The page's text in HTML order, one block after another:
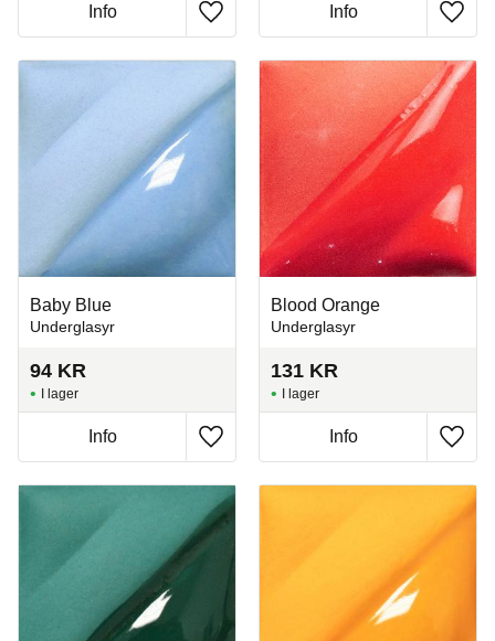
Lägg till i favoriter
Info
Lägg
Info
Baby Blue
Underglasyr
94 KR
Lägg till i favoriter
I lager
Info
Blood Orange
Underglasyr
131 KR
Lägg
I lager
Info